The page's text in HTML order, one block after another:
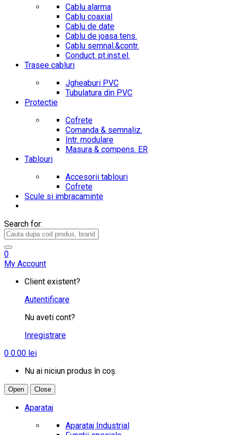
Cablu alarma
Cablu coaxial
Cablu de date
Cablu de joasa tens.
Cablu semnal.&contr.
Conduct. pt.inst.el.
Trasee cabluri
Jgheaburi PVC
Tubulatura din PVC
Protectie
Cofrete
Comanda & semnaliz.
Intr. modulare
Masura & compens. ER
Tablouri
Accesorii tablouri
Cofrete
Scule si imbracaminte
Search for:
0
My Account
Client existent?
Autentificare
Nu aveti cont?
Inregistrare
0 0.00 lei
Nu ai niciun produs în coș.
Open Close
Aparataj
Aparataj Industrial